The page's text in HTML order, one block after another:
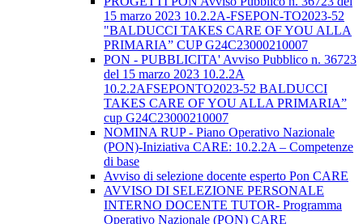
15 marzo 2023 10.2.2A-FSEPON-TO2023-52
"BALDUCCI TAKES CARE OF YOU ALLA
PRIMARIA” CUP G24C23000210007
PON - PUBBLICITA' Avviso Pubblico n. 36723
del 15 marzo 2023 10.2.2A
10.2.2AFSEPONTO2023-52 BALDUCCI
TAKES CARE OF YOU ALLA PRIMARIA”
cup G24C23000210007
NOMINA RUP - Piano Operativo Nazionale
(PON)-Iniziativa CARE: 10.2.2A – Competenze
di base
Avviso di selezione docente esperto Pon CARE
AVVISO DI SELEZIONE PERSONALE
INTERNO DOCENTE TUTOR- Programma
Operativo Nazionale (PON) CARE